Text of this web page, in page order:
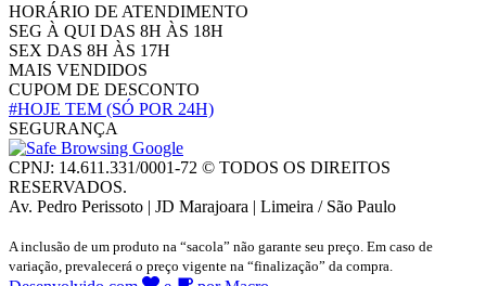
HORÁRIO DE ATENDIMENTO
SEG À QUI DAS 8H ÀS 18H
SEX DAS 8H ÀS 17H
MAIS VENDIDOS
CUPOM DE DESCONTO
#HOJE TEM (SÓ POR 24H)
SEGURANÇA
CPNJ: 14.611.331/0001-72 © TODOS OS DIREITOS
RESERVADOS.
Av. Pedro Perissoto | JD Marajoara | Limeira / São Paulo
A inclusão de um produto na “sacola” não garante seu preço. Em caso de
variação, prevalecerá o preço vigente na “finalização” da compra.